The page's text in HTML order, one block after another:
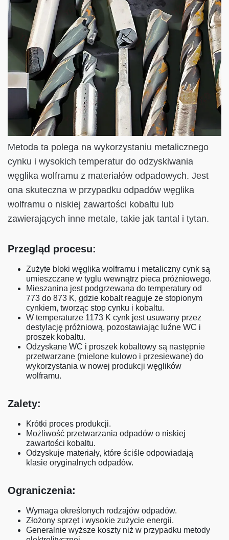
Metoda ta polega na wykorzystaniu metalicznego
cynku i wysokich temperatur do odzyskiwania
węglika wolframu z materiałów odpadowych. Jest
ona skuteczna w przypadku odpadów węglika
wolframu o niskiej zawartości kobaltu lub
zawierających inne metale, takie jak tantal i tytan.
Przegląd procesu:
Zużyte bloki węglika wolframu i metaliczny cynk są
umieszczane w tyglu wewnątrz pieca próżniowego.
Mieszanina jest podgrzewana do temperatury od
773 do 873 K, gdzie kobalt reaguje ze stopionym
cynkiem, tworząc stop cynku i kobaltu.
W temperaturze 1173 K cynk jest usuwany przez
destylację próżniową, pozostawiając luźne WC i
proszek kobaltu.
Odzyskane WC i proszek kobaltowy są następnie
przetwarzane (mielone kulowo i przesiewane) do
wykorzystania w nowej produkcji węglików
wolframu.
Zalety:
Krótki proces produkcji.
Możliwość przetwarzania odpadów o niskiej
zawartości kobaltu.
Odzyskuje materiały, które ściśle odpowiadają
klasie oryginalnych odpadów.
Ograniczenia:
Wymaga określonych rodzajów odpadów.
Złożony sprzęt i wysokie zużycie energii.
Generalnie wyższe koszty niż w przypadku metody